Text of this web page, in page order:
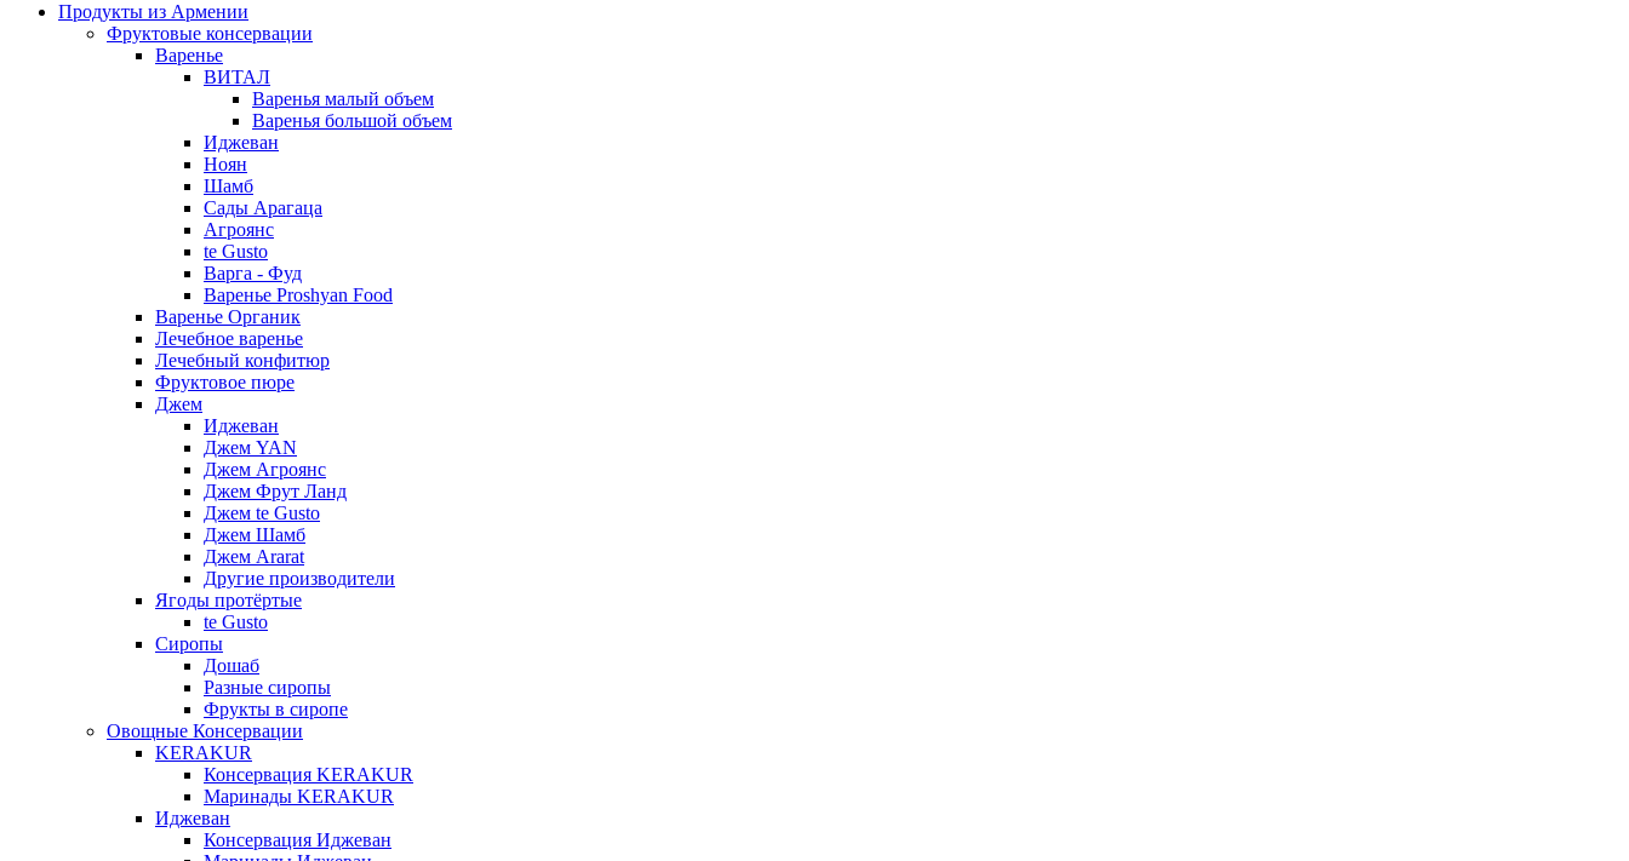
Продукты из Армении
Фруктовые консервации
Варенье
ВИТАЛ
Варенья малый объем
Варенья большой объем
Иджеван
Ноян
Шамб
Сады Арагаца
Агроянс
te Gusto
Варга - Фуд
Варенье Proshyan Food
Варенье Органик
Лечебное варенье
Лечебный конфитюр
Фруктовое пюре
Джем
Иджеван
Джем YAN
Джем Агроянс
Джем Фрут Ланд
Джем te Gusto
Джем Шамб
Джем Ararat
Другие производители
Ягоды протёртые
te Gusto
Сиропы
Дошаб
Разные сиропы
Фрукты в сиропе
Овощные Консервации
KERAKUR
Консервация KERAKUR
Маринады KERAKUR
Иджеван
Консервация Иджеван